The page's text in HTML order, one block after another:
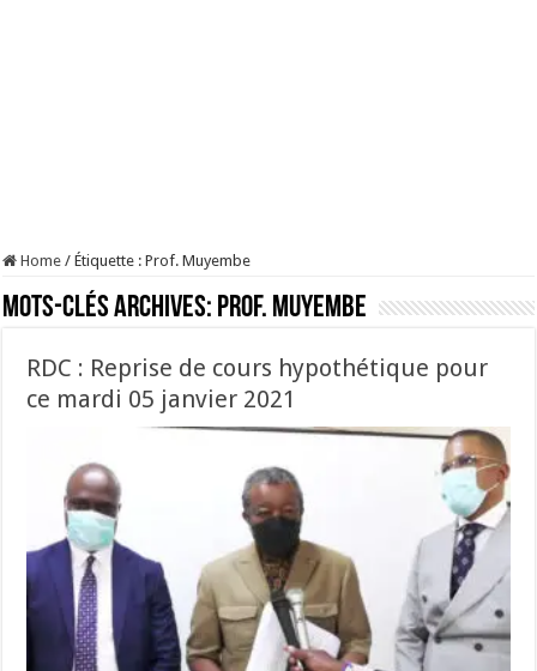
Home / Étiquette :Prof. Muyembe
Mots-clés Archives: Prof. Muyembe
RDC : Reprise de cours hypothétique pour
ce mardi 05 janvier 2021